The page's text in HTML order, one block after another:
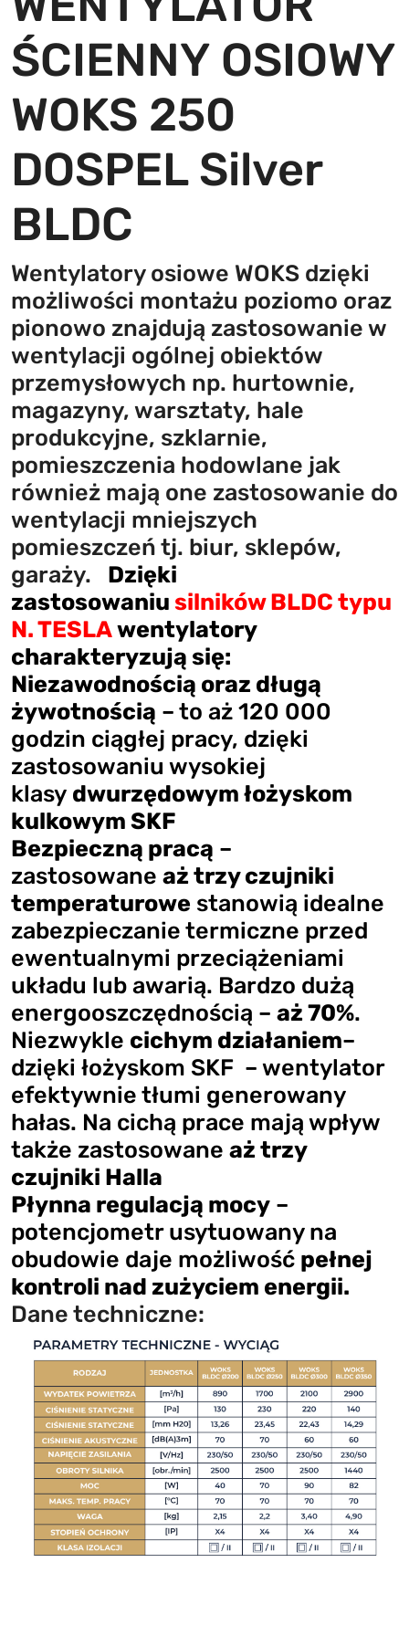
ŚCIENNY OSIOWY
WOKS 250
DOSPEL Silver
BLDC
Wentylatory osiowe WOKS dzięki
możliwości montażu poziomo oraz
pionowo znajdują zastosowanie w
wentylacji ogólnej obiektów
przemysłowych np. hurtownie,
magazyny, warsztaty, hale
produkcyjne, szklarnie,
pomieszczenia hodowlane jak
również mają one zastosowanie do
wentylacji mniejszych
pomieszczeń tj. biur, sklepów,
garaży. Dzięki
zastosowaniu silników BLDC typu
N. TESLAwentylatory
charakteryzują się:
Niezawodnością oraz długą
żywotnością – to aż 120 000
godzin ciągłej pracy, dzięki
zastosowaniu wysokiej
klasy dwurzędowym łożyskom
kulkowym SKF
Bezpieczną pracą –
zastosowane aż trzy czujniki
temperaturowe stanowią idealne
zabezpieczanie termiczne przed
ewentualnymi przeciążeniami
układu lub awarią. Bardzo dużą
energooszczędnością – aż 70%.
Niezwykle cichym działaniem–
dzięki łożyskom SKF – wentylator
efektywnie tłumi generowany
hałas. Na cichą prace mają wpływ
także zastosowane aż trzy
czujniki Halla
Płynna regulacją mocy –
potencjometr usytuowany na
obudowie daje możliwość pełnej
kontroli nad zużyciem energii.
Dane techniczne: